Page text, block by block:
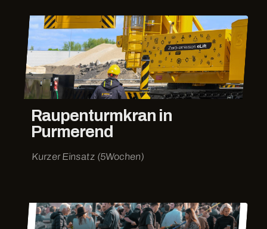
Raupenturmkran in
Purmerend
Kurzer Einsatz (5Wochen)